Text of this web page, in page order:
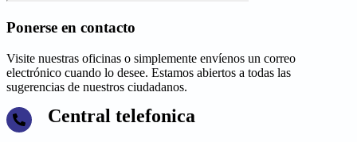
Ponerse en contacto
Visite nuestras oficinas o simplemente envíenos un correo
electrónico cuando lo desee. Estamos abiertos a todas las
sugerencias de nuestros ciudadanos.
Central telefonica